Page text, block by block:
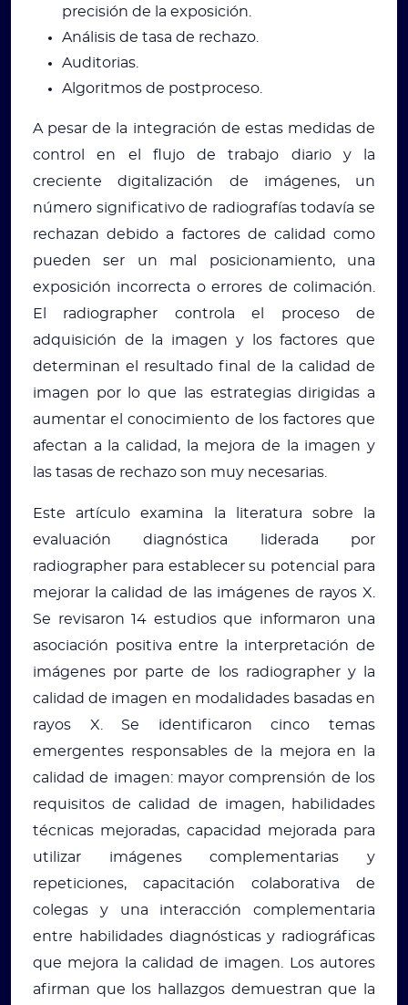
precisión de la exposición.
Análisis de tasa de rechazo.
Auditorias.
Algoritmos de postproceso.
A pesar de la integración de estas medidas de
control en el flujo de trabajo diario y la
creciente digitalización de imágenes, un
número significativo de radiografías todavía se
rechazan debido a factores de calidad como
pueden ser un mal posicionamiento, una
exposición incorrecta o errores de colimación.
El radiographer controla el proceso de
adquisición de la imagen y los factores que
determinan el resultado final de la calidad de
imagen por lo que las estrategias dirigidas a
aumentar el conocimiento de los factores que
afectan a la calidad, la mejora de la imagen y
las tasas de rechazo son muy necesarias.
Este artículo examina la literatura sobre la
evaluación diagnóstica liderada por
radiographer para establecer su potencial para
mejorar la calidad de las imágenes de rayos X.
Se revisaron 14 estudios que informaron una
asociación positiva entre la interpretación de
imágenes por parte de los radiographer y la
calidad de imagen en modalidades basadas en
rayos X. Se identificaron cinco temas
emergentes responsables de la mejora en la
calidad de imagen: mayor comprensión de los
requisitos de calidad de imagen, habilidades
técnicas mejoradas, capacidad mejorada para
utilizar imágenes complementarias y
repeticiones, capacitación colaborativa de
colegas y una interacción complementaria
entre habilidades diagnósticas y radiográficas
que mejora la calidad de imagen. Los autores
afirman que los hallazgos demuestran que la